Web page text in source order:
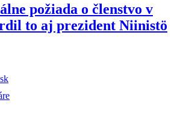
požiada o členstvo v
to aj prezident Niinistö
Fínsko